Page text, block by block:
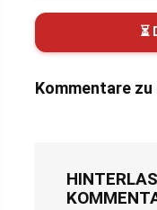
⏳
Kommentare zu